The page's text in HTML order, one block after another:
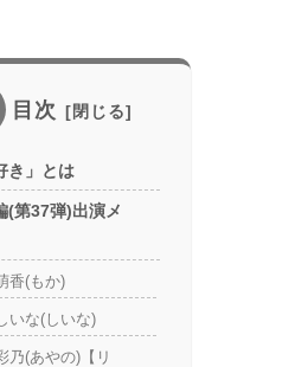
目次
き」とは
(第37弾)出演メ
香(もか)
いな(しいな)
乃(あやの)【リ